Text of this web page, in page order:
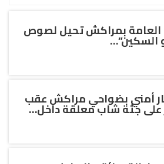
العامة بمراكش تحيل لصوص
السكين”…
أمني بضواحي مراكش عقب
على جثة شاب معلقة داخل…